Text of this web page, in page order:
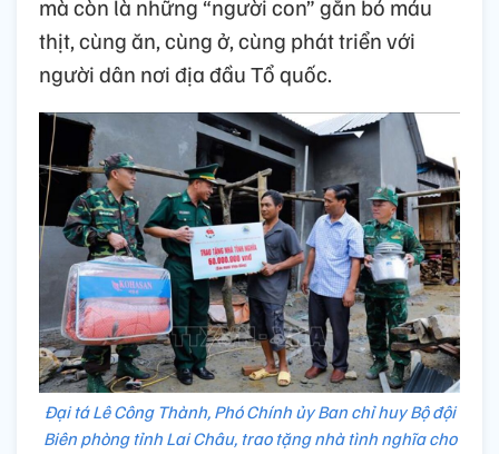
mà còn là những “người con” gắn bó máu
thịt, cùng ăn, cùng ở, cùng phát triển với
người dân nơi địa đầu Tổ quốc.
Đại tá Lê Công Thành, Phó Chính ủy Ban chỉ huy Bộ đội
Biên phòng tỉnh Lai Châu, trao tặng nhà tình nghĩa cho